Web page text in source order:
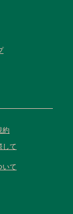
約
して
いて